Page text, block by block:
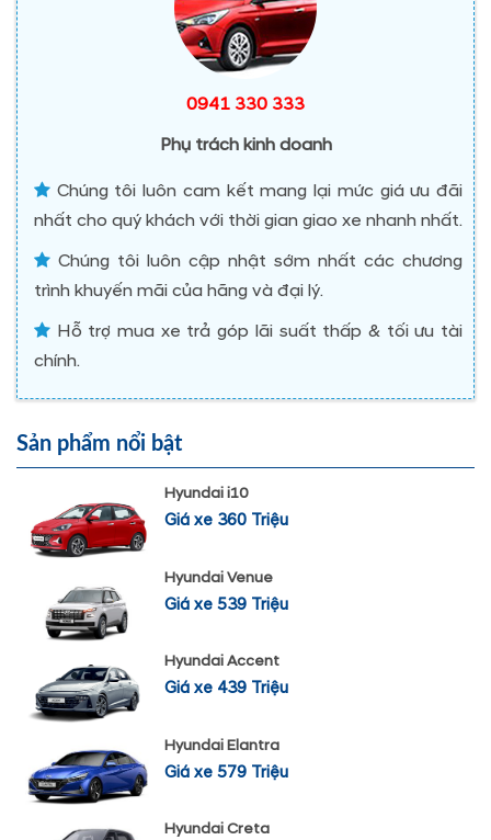
0941 330 333
Phụ trách kinh doanh
Chúng tôi luôn cam kết mang lại mức giá ưu đãi
nhất cho quý khách với thời gian giao xe nhanh nhất.
Chúng tôi luôn cập nhật sớm nhất các chương
trình khuyến mãi của hãng và đại lý.
Hỗ trợ mua xe trả góp lãi suất thấp & tối ưu tài
chính.
Sản phẩm nổi bật
Hyundai i10
Giá xe 360 Triệu
Hyundai Venue
Giá xe 539 Triệu
Hyundai Accent
Giá xe 439 Triệu
Hyundai Elantra
Giá xe 579 Triệu
Hyundai Creta